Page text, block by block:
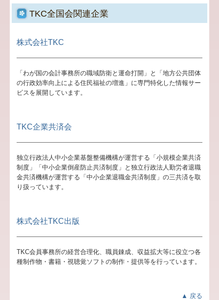
TKC全国会関連企業
株式会社TKC
「わが国の会計事務所の職域防衛と運命打開」と「地方公共団体
の行政効率向上による住民福祉の増進」に専門特化した情報サー
ビスを展開しています。
TKC企業共済会
独立行政法人中小企業基盤整備機構が運営する「小規模企業共済
制度」「中小企業倒産防止共済制度」と独立行政法人勤労者退職
金共済機構が運営する「中小企業退職金共済制度」の三共済を取
り扱っています。
株式会社TKC出版
TKC会員事務所の経営合理化、職員錬成、収益拡大等に役立つ各
種制作物・書籍・視聴覚ソフトの制作・提供等を行っています。
▲ 戻る